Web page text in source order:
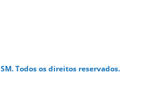
Todos os direitos reservados.